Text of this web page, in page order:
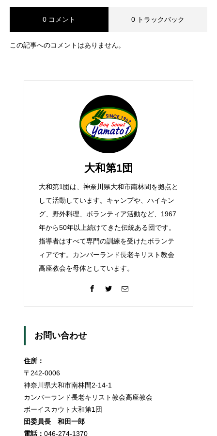
0 コメント 0 トラックバック
この記事へのコメントはありません。
大和第1団
大和第1団は、神奈川県大和市南林間を拠点と
して活動しています。キャンプや、ハイキン
グ、野外料理、ボランティア活動など、1967
年から50年以上続けてきた伝統ある団です。
指導者はすべて専門の訓練を受けたボランテ
ィアです。カンバーランド長老キリスト教会
高座教会を母体としています。
お問い合わせ
住所：
〒242-0006
神奈川県大和市南林間2-14-1
カンバーランド長老キリスト教会高座教会
ボーイスカウト大和第1団
団委員長 和田一郎
電話： 046-274-1370